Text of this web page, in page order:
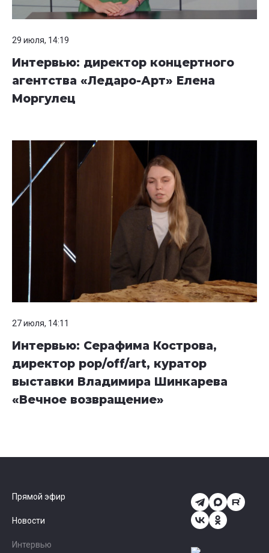
29 июля, 14:19
Интервью: директор концертного
агентства «Ледаро-Арт» Елена
Моргулец
27 июля, 14:11
Интервью: Серафима Кострова,
директор pop/off/art, куратор
выставки Владимира Шинкарева
«Вечное возвращение»
Прямой эфир
Новости
Интервью